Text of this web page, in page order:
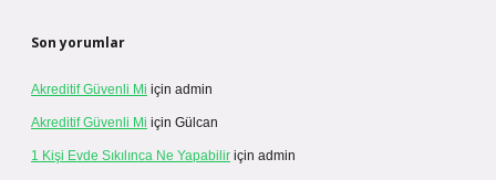
Son yorumlar
Akreditif Güvenli Mi için admin
Akreditif Güvenli Mi için Gülcan
1 Kişi Evde Sıkılınca Ne Yapabilir için admin